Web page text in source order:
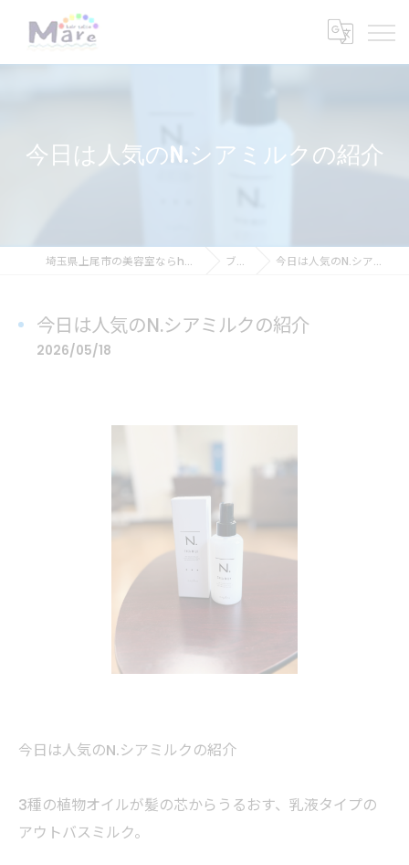
今日は人気のN.シアミルクの紹介
埼玉県上尾市の美容室ならhair salon Mare ブログ 今日は人気のN.シアミルクの紹介
今日は人気のN.シアミルクの紹介
2026/05/18
今日は人気のN.シアミルクの紹介
3種の植物オイルが髪の芯からうるおす、乳液タイプの
アウトバスミルク。